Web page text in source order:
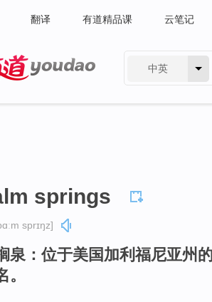
翻译 有道精品课 云笔记
中英
springs
sprɪŋz]
泉：位于美国加利福尼亚州
。